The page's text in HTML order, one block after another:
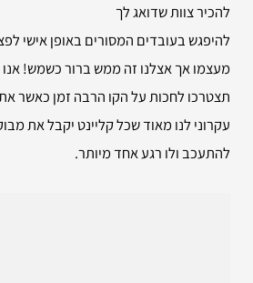
להכיר צוות שדואג לך
להיפגש בעובדים המסורים באופן אישי
מעצמו אך אצלנו זה ממש ברור כשמש!
תצטרכו לחכות על הקו הרבה זמן כאשר
עקרוני לנו מאוד שכל קליינט יקבל את
להתעכב ולו רגע אחד מיותר.